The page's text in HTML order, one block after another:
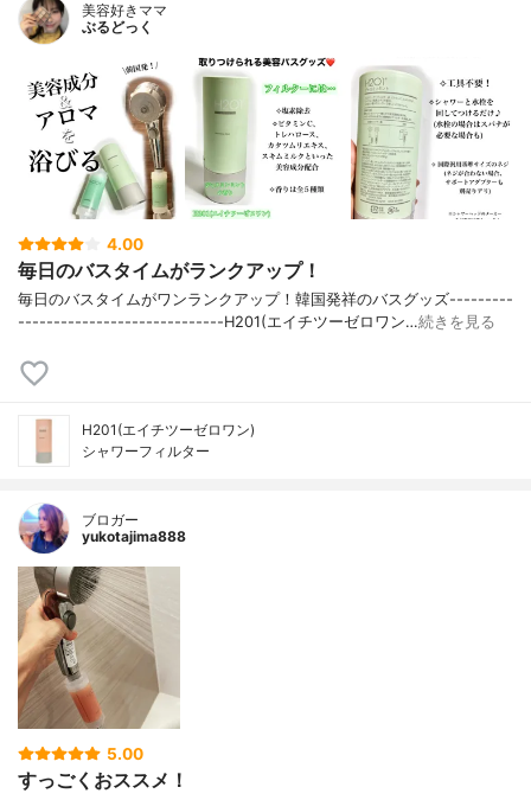
美容好きママ
ぶるどっく
4.00
毎日のバスタイムがランクアップ！
毎日のバスタイムがワンランクアップ！韓国発祥のバスグッズ---------
-----------------------------H201(エイチツーゼロワン…続きを見る
H201(エイチツーゼロワン)
シャワーフィルター
ブロガー
yukotajima888
5.00
すっごくおススメ！